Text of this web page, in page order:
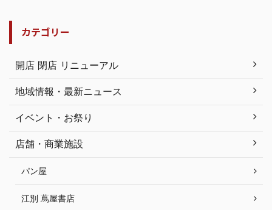
カテゴリー
開店 閉店 リニューアル
地域情報・最新ニュース
イベント・お祭り
店舗・商業施設
パン屋
江別 蔦屋書店